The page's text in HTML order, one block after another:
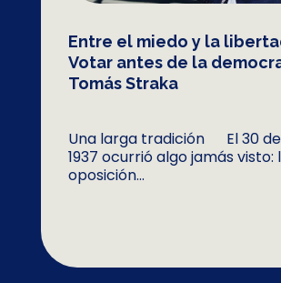
Entre el miedo y la
Votar antes de la
Tomás Straka
Una larga tradición El 30 de
1937 ocurrió algo jamás visto:
oposición...